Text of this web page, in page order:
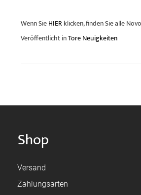
Wenn SieHIER klicken, finden Sie alle
Veröffentlicht inTore Neuigkeiten
Shop
Versand
Zahlungsarten